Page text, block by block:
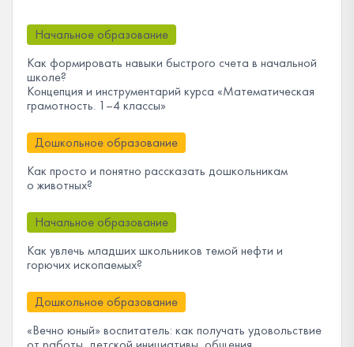
Начальное образование
Как формировать навыки быстрого счета в начальной
школе?
Концепция и инструментарий курса «Математическая
грамотность. 1–4 классы»
Дошкольное образование
Как просто и понятно рассказать дошкольникам
о животных?
Начальное образование
Как увлечь младших школьников темой нефти и
горючих ископаемых?
Дошкольное образование
«Вечно юный» воспитатель: как получать удовольствие